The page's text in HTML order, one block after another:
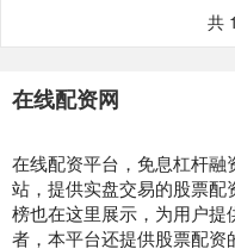
共
在线配资网
在线配资平台，免息杠杆
站，提供实盘交易的股票
榜也在这里展示，为用户
者，本平台还提供股票配